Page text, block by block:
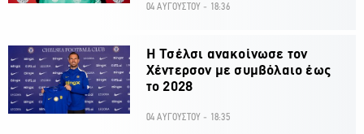
04 ΑΥΓΟΥΣΤΟΥ - 18:36
H Τσέλσι ανακοίνωσε τον
Χέντερσον με συμβόλαιο έως
το 2028
04 ΑΥΓΟΥΣΤΟΥ - 18:35